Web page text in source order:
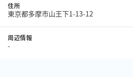
住所
東京都多摩市山王下1-13-12
周辺情報
-